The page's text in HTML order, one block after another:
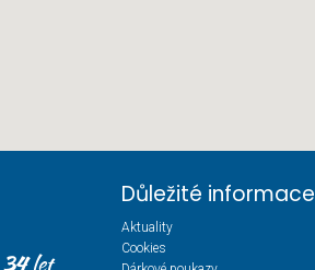
34let
Důležité informace
Aktuality
Cookies